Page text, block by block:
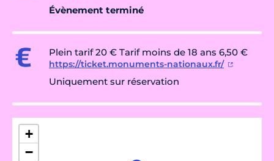
Évènement terminé
Plein tarif 20 € Tarif moins de 18 ans 6,50 €
https://ticket.monuments-nationaux.fr/
Uniquement sur réservation
+
−